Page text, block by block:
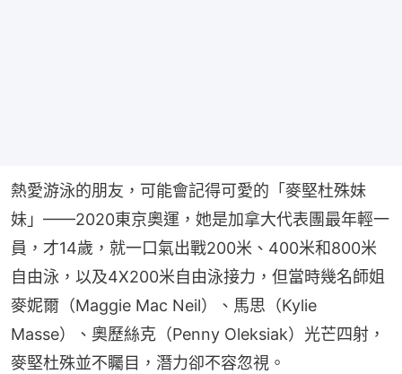
熱愛游泳的朋友，可能會記得可愛的「麥堅杜殊妹
妹」——2020東京奧運，她是加拿大代表團最年輕一
員，才14歲，就一口氣出戰200米、400米和800米
自由泳，以及4X200米自由泳接力，但當時幾名師姐
麥妮爾（Maggie Mac Neil）、馬思（Kylie
Masse）、奧歷絲克（Penny Oleksiak）光芒四射，
麥堅杜殊並不矚目，潛力卻不容忽視。